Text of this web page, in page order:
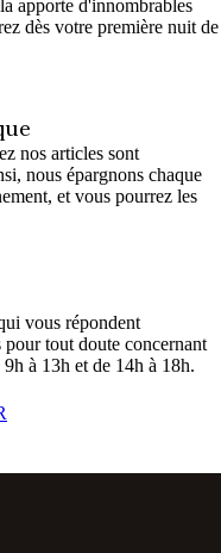
apporte d'innombrables
dès votre première nuit de
nos articles sont
nous épargnons chaque
et vous pourrez les
vous répondent
tout doute concernant
à 13h et de 14h à 18h.